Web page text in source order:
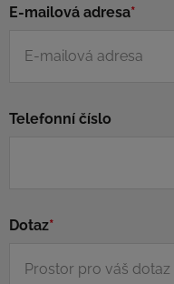
E-mailová adresa*
Telefonní číslo
Dotaz*